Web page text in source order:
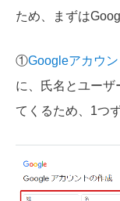
ため、まずは
①Googleアカウ
に、氏名とユーザ
てくるため、1つ